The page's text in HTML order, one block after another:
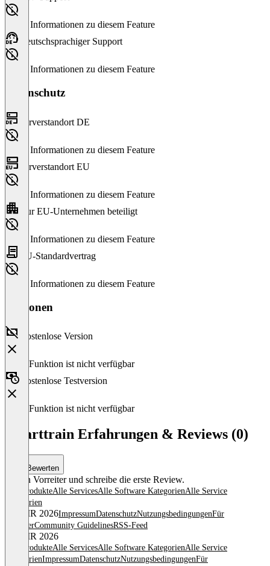
Keine Informationen zu diesem Feature
Deutschsprachiger Support
Keine Informationen zu diesem Feature
Datenschutz
Serverstandort DE
Keine Informationen zu diesem Feature
Serverstandort EU
Keine Informationen zu diesem Feature
Nur EU-Unternehmen beteiligt
Keine Informationen zu diesem Feature
EU-Standardvertrag
Keine Informationen zu diesem Feature
Versionen
Kostenlose Version
Diese Funktion ist nicht verfügbar
Kostenlose Testversion
Diese Funktion ist nicht verfügbar
Smarttrain Erfahrungen & Reviews (0)
Bewerten
Sei ein Vorreiter und schreibe die erste Review.
Alle ProdukteAlle ServicesAlle Software KategorienAlle Service
Kategorien
© OMR 2026ImpressumDatenschutzNutzungsbedingungenFür
AnbieterCommunity GuidelinesRSS-Feed
© OMR 2026
Alle ProdukteAlle ServicesAlle Software KategorienAlle Service
KategorienImpressumDatenschutzNutzungsbedingungenFür